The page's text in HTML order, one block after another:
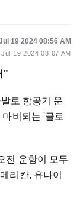
19 2024 08:56 AM
Jul 19 2024 08:07 AM
"
로 항공기 운
비되는 '글로
전 운항이 모두
리칸, 유나이